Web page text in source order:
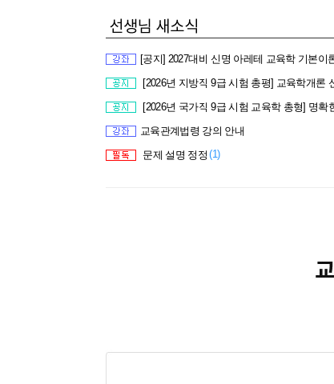
[공지] 2027대비 신명 아레테 교육학 기본이
[2026년 지방직 9급 시험 총평] 교육학개론
[2026년 국가직 9급 시험 교육학 총형] 명확한 기본 개념 이해를
교육관계법령 강의 안내
문제 설명 정정 (1)